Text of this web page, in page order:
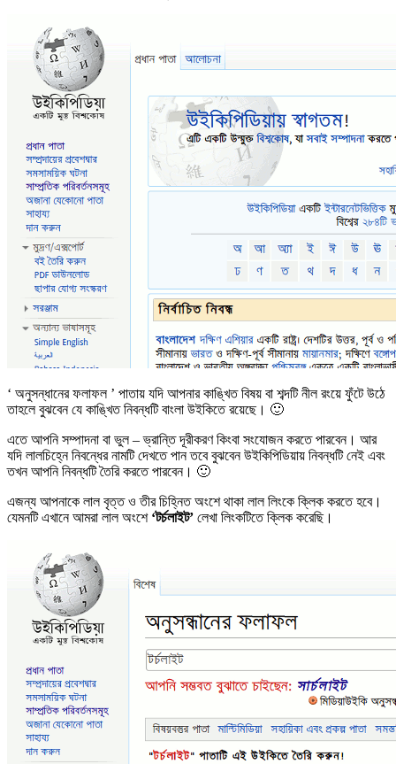
‘ অনুসন্ধানের ফলাফল ’ পাতায় যদি আপনার কাঙ্খিত বিষয় বা শব্দটি নীল রংয়ে ফুঁটে উঠে
তাহলে বুঝবেন যে কাঙ্খিত নিবন্ধটি বাংলা উইকিতে রয়েছে। 🙂
এতে আপনি সম্পাদনা বা ভুল – ভ্রান্তি দূরীকরণ কিংবা সংযোজন করতে পারবেন। আর
যদি লালচিহ্নে নিবন্ধের নামটি দেখতে পান তবে বুঝবেন উইকিপিডিয়ায় নিবন্ধটি নেই এবং
তখন আপনি নিবন্ধটি তৈরি করতে পারবেন। 🙂
এজন্য আপনাকে লাল বৃত্ত ও তীর চিহ্নিত অংশে থাকা লাল লিংকে ক্লিক করতে হবে।
যেমনটি এখানে আমরা লাল অংশে ‘টর্চলাইট’ লেখা লিংকটিতে ক্লিক করেছি।